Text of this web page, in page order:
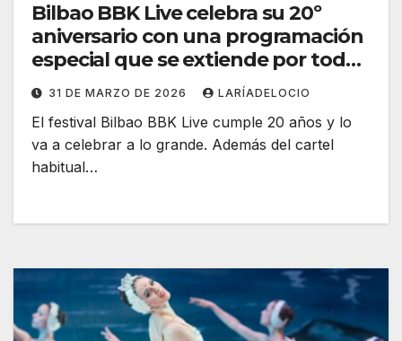
Bilbao BBK Live celebra su 20º
aniversario con una programación
especial que se extiende por toda
la ciudad durante 2026
31 DE MARZO DE 2026 LARÍADELOCIO
El festival Bilbao BBK Live cumple 20 años y lo
va a celebrar a lo grande. Además del cartel
habitual…